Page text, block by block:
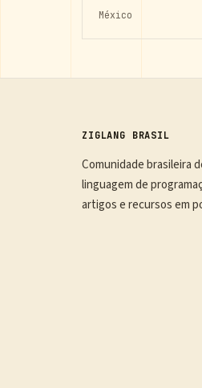
México
ZIGLANG BRASIL
Comunidade brasileira
linguagem de
artigos e recursos em